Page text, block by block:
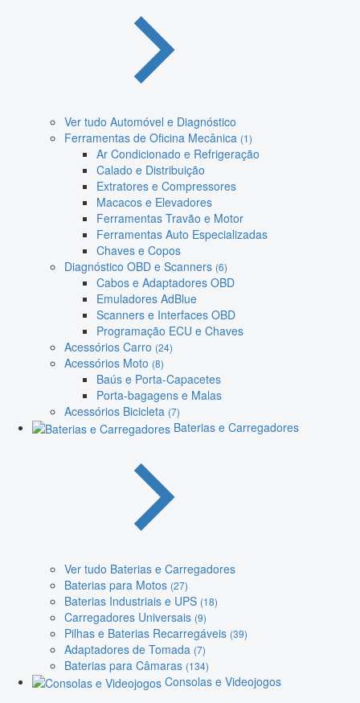
Ver tudo Automóvel e Diagnóstico
Ferramentas de Oficina Mecânica (1)
Ar Condicionado e Refrigeração
Calado e Distribuição
Extratores e Compressores
Macacos e Elevadores
Ferramentas Travão e Motor
Ferramentas Auto Especializadas
Chaves e Copos
Diagnóstico OBD e Scanners (6)
Cabos e Adaptadores OBD
Emuladores AdBlue
Scanners e Interfaces OBD
Programação ECU e Chaves
Acessórios Carro (24)
Acessórios Moto (8)
Baús e Porta-Capacetes
Porta-bagagens e Malas
Acessórios Bicicleta (7)
Baterias e Carregadores
Ver tudo Baterias e Carregadores
Baterias para Motos (27)
Baterias Industriais e UPS (18)
Carregadores Universais (9)
Pilhas e Baterias Recarregáveis (39)
Adaptadores de Tomada (7)
Baterias para Câmaras (134)
Consolas e Videojogos